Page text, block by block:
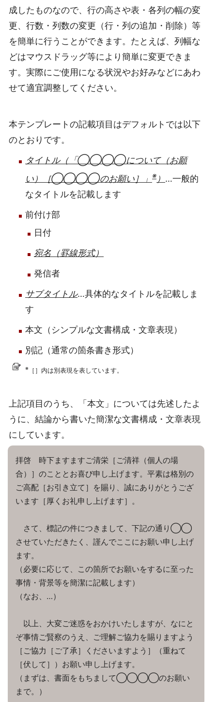
成したものなので、行の高さや表・各列の幅の変
更、行数・列数の変更（行・列の追加・削除）等
を簡単に行うことができます。たとえば、列幅な
どはマウスドラッグ等により簡単に変更できま
す。実際にご使用になる状況やお好みなどにあわ
せて適宜調整してください。
本テンプレートの記載項目はデフォルトでは以下
のとおりです。
タイトル（「◯◯◯◯について（お願
い）［◯◯◯◯のお願い］」 ※ ） …一般的
なタイトルを記載します
前付け部
日付
宛名（罫線形式）
発信者
サブタイトル…具体的なタイトルを記載しま
す
本文（シンプルな文書構成・文章表現）
別記（通常の箇条書き形式）
※ ［］内は別表現を表しています。
上記項目のうち、「本文」については先述したよ
うに、結論から書いた簡潔な文書構成・文章表現
にしています。
拝啓 時下ますますご清栄［ご清祥（個人の場
合）］のこととお喜び申し上げます。平素は格別の
ご高配［お引き立て］を賜り、誠にありがとうござ
います［厚くお礼申し上げます］。
さて、標記の件につきまして、下記の通り◯◯
させていただきたく、謹んでここにお願い申し上げ
ます。
（必要に応じて、この箇所でお願いをするに至った
事情・背景等を簡潔に記載します）
（なお、…）
以上、大変ご迷惑をおかけいたしますが、なにと
ぞ事情ご賢察のうえ、ご理解ご協力を賜りますよう
［ご協力［ご了承］くださいますよう］（重ねて
［伏して］）お願い申し上げます。
（まずは、書面をもちまして◯◯◯◯のお願い
まで。）